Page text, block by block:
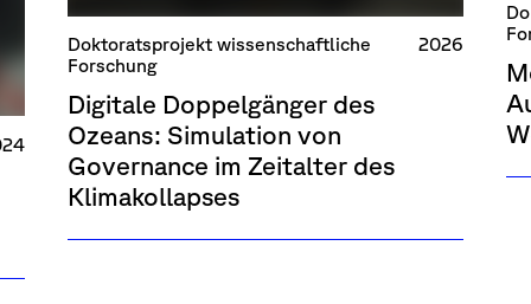
Doktoratsprojekt wissenschaftliche
Forschung
2026
Digitale Doppelgänger des
Ozeans: Simulation von
Governance im Zeitalter des
Klimakollapses